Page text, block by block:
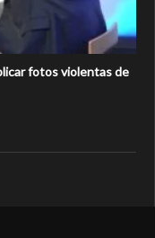
fotos violentas de